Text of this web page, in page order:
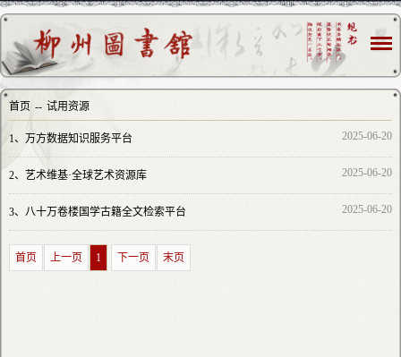
首页 -- 试用资源
1、 万方数据知识服务平台 2025-06-20
2、 艺术维基·全球艺术资源库 2025-06-20
3、 八十万卷楼国学古籍全文检索平台 2025-06-20
首页 上一页 1 下一页 末页